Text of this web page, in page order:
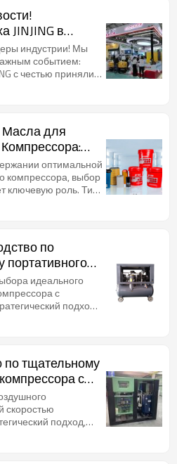
в различных
JINJING в
ASIA
индустрии! Мы
событием:
с честью приняли
ComVac ASIA
для
оптимальной
компрессора, выбор
ключевую роль. Тип
прямо влияет на
выбор
детальной
по
с изменяемой
идеального
с
подход,
знаниями, является
к
по тщательному
с
вращения
скоростью
подход,
знаниями. Это